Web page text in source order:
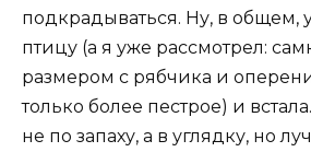
подкрадываться. Ну, в общем,
птицу (а я уже рассмотрел:
размером с рябчика и
только более пестрое) и
не по запаху, а в углядку, но